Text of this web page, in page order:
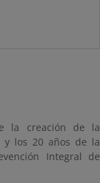
la creación de la
y los 20 años de la
Integral de